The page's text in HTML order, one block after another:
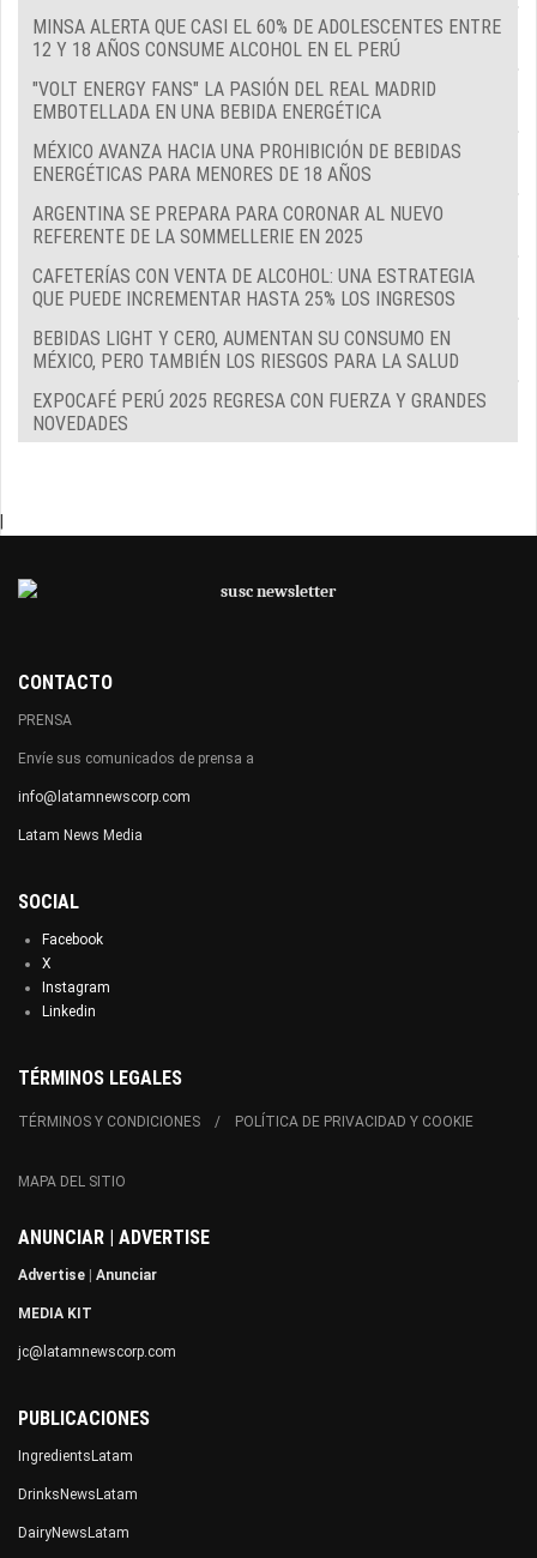
MINSA ALERTA QUE CASI EL 60% DE ADOLESCENTES ENTRE
12 Y 18 AÑOS CONSUME ALCOHOL EN EL PERÚ
"VOLT ENERGY FANS" LA PASIÓN DEL REAL MADRID
EMBOTELLADA EN UNA BEBIDA ENERGÉTICA
MÉXICO AVANZA HACIA UNA PROHIBICIÓN DE BEBIDAS
ENERGÉTICAS PARA MENORES DE 18 AÑOS
ARGENTINA SE PREPARA PARA CORONAR AL NUEVO
REFERENTE DE LA SOMMELLERIE EN 2025
CAFETERÍAS CON VENTA DE ALCOHOL: UNA ESTRATEGIA
QUE PUEDE INCREMENTAR HASTA 25% LOS INGRESOS
BEBIDAS LIGHT Y CERO, AUMENTAN SU CONSUMO EN
MÉXICO, PERO TAMBIÉN LOS RIESGOS PARA LA SALUD
EXPOCAFÉ PERÚ 2025 REGRESA CON FUERZA Y GRANDES
NOVEDADES
CONTACTO
PRENSA
Envíe sus comunicados de prensa a
info@latamnewscorp.com
Latam News Media
SOCIAL
Facebook
X
Instagram
Linkedin
TÉRMINOS LEGALES
TÉRMINOS Y CONDICIONES POLÍTICA DE PRIVACIDAD Y COOKIE
MAPA DEL SITIO
ANUNCIAR | ADVERTISE
Advertise Anunciar
MEDIA KIT
jc@latamnewscorp.com
PUBLICACIONES
IngredientsLatam
DrinksNewsLatam
DairyNewsLatam